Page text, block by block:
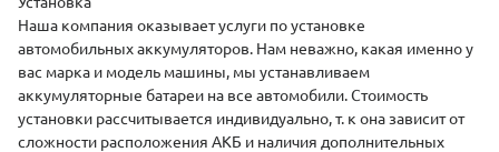
Наша компания оказывает услуги по установке
автомобильных аккумуляторов. Нам неважно, какая именно у
вас марка и модель машины, мы устанавливаем
аккумуляторные батареи на все автомобили. Стоимость
установки рассчитывается индивидуально, т. к она зависит от
сложности расположения АКБ и наличия дополнительных